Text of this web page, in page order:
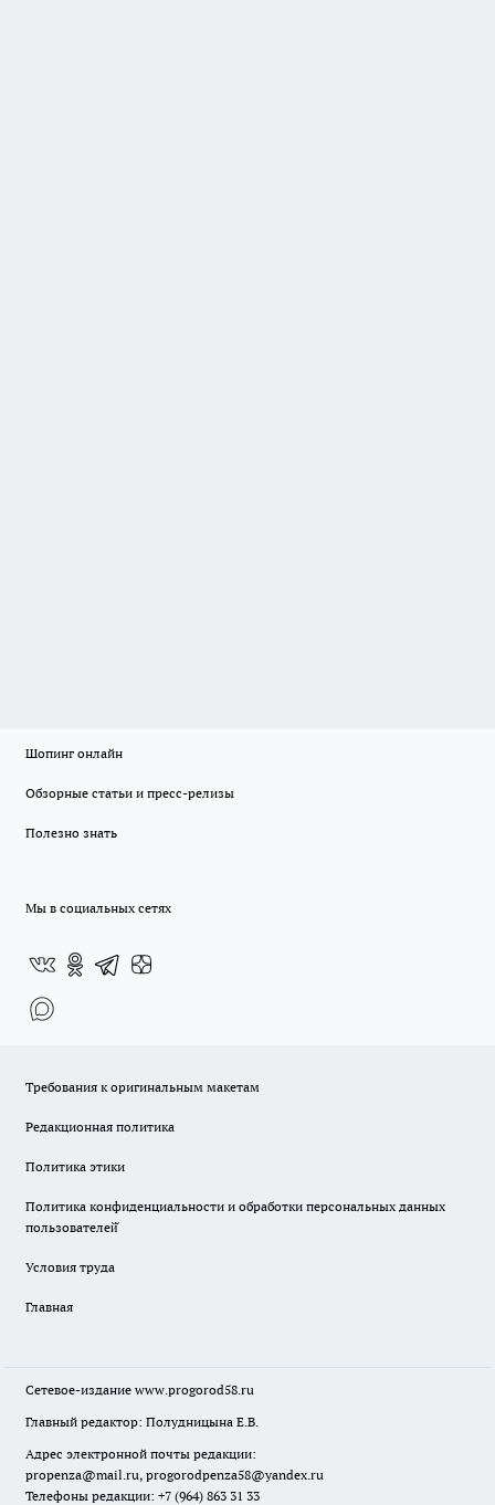
Шопинг онлайн
Обзорные статьи и пресс-релизы
Полезно знать
Мы в социальных сетях
Требования к оригинальным макетам
Редакционная политика
Политика этики
Политика конфиденциальности и обработки персональных данных
пользователей̆
Условия труда
Главная
Сетевое-издание www.progorod58.ru
Главный редактор: Полудницына Е.В.
Адрес электронной почты редакции:
propenza@mail.ru, progorodpenza58@yandex.ru
Телефоны редакции: +7 (964) 863 31 33